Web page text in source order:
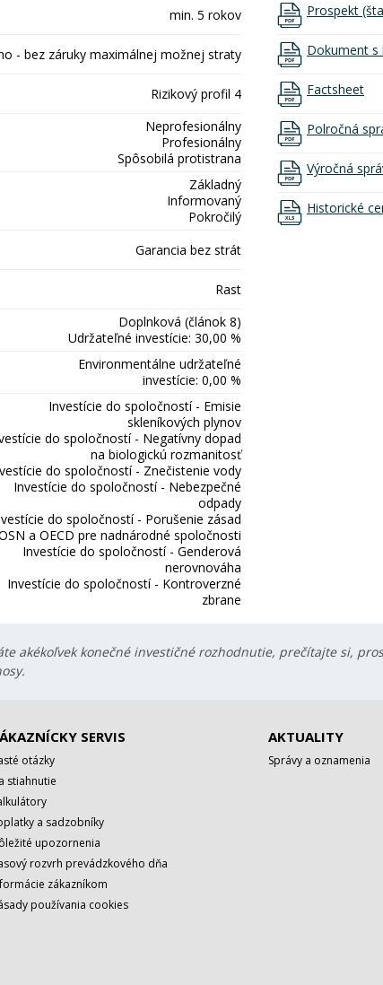
min. 5 rokov
- bez záruky maximálnej možnej straty
Rizikový profil 4
Neprofesionálny
Profesionálny
Spôsobilá protistrana
Základný
Informovaný
Pokročilý
Garancia bez strát
Rast
Doplnková (článok 8)
Udržateľné investície: 30,00 %
Environmentálne udržateľné
investície: 0,00 %
Investície do spoločností - Emisie
skleníkových plynov
do spoločností - Negatívny dopad
na biologickú rozmanitosť
do spoločností - Znečistenie vody
Investície do spoločností - Nebezpečné
odpady
do spoločností - Porušenie zásad
a OECD pre nadnárodné spoločnosti
Investície do spoločností - Genderová
nerovnováha
Investície do spoločností - Kontroverzné
zbrane
Prospekt
Dokument s
Factsheet
Polročná
Výročná
Historické
akékoľvek konečné investičné rozhodnutie, prečítajte si,
SERVIS
otázky
stiahnutie
a sadzobníky
upozornenia
rozvrh prevádzkového dňa
zákazníkom
používania cookies
AKTUALITY
Správy a oznamenia